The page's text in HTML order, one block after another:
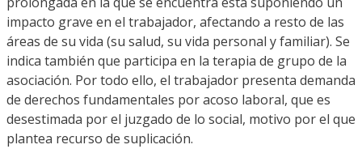
impacto grave en el trabajador, afectando a resto de las
áreas de su vida (su salud, su vida personal y familiar). Se
indica también que participa en la terapia de grupo de la
asociación. Por todo ello, el trabajador presenta demanda
de derechos fundamentales por acoso laboral, que es
desestimada por el juzgado de lo social, motivo por el que
plantea recurso de suplicación.